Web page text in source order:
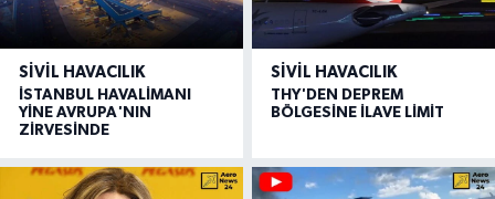
SIVIL HAVACILIK
İSTANBUL HAVALİMANI
YİNE AVRUPA'NIN
ZİRVESİNDE
SIVIL HAVACILIK
THY'DEN DEPREM
BÖLGESİNE İLAVE LİMİT